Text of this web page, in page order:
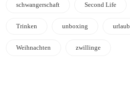
schwangerschaft Second Life
Trinken unboxing urlaub
Weihnachten zwillinge